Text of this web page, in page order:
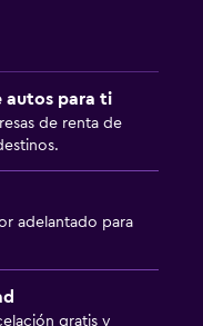
autos para ti
de renta de
adelantado para
gratis y